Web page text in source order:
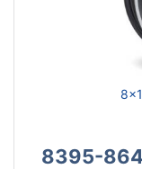
8395-
Скинути